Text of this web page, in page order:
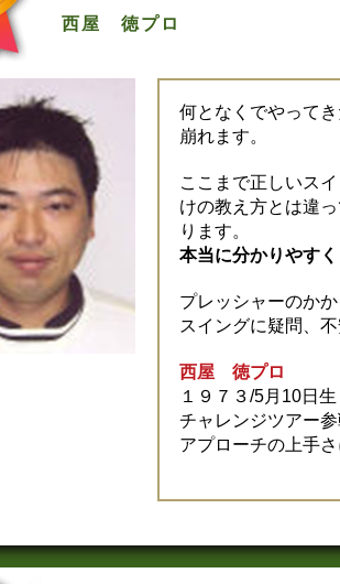
西屋 徳プロ
何となくでやって
崩れます。
ここまで正しいス
けの教え方とは違
ります。
本当に分かりやすく
プレッシャーのか
スイングに疑問、
西屋 徳プロ
１９７３/5月10日
チャレンジツアー
アプローチの上手